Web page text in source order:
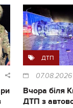
ДТП
07.08.2026
Вчора біля
ДТП з